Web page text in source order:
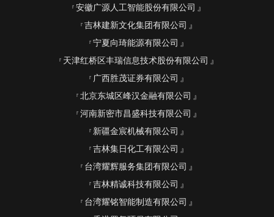
安徽广源人工智能股份有限公司
吉林建新文化集团有限公司
宁夏向琦能源有限公司
天津红桥区丰瑞信息技术股份有限公司
广西胜茂证券有限公司
北京东城区峰汉金融有限公司
河南新密市昌盛科技有限公司
新疆金宸机械有限公司
吉林集日化工有限公司
台湾耀辉服务集团有限公司
吉林精诚科技有限公司
台湾耀铭智能制造有限公司